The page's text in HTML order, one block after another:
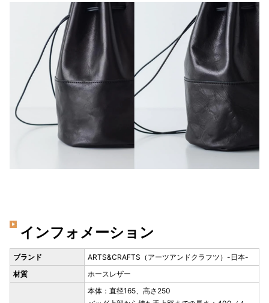
インフォメーション
ブランド
ARTS&CRAFTS（アーツアンドクラフツ）-日本-
材質
ホースレザー
本体：直径165、高さ250